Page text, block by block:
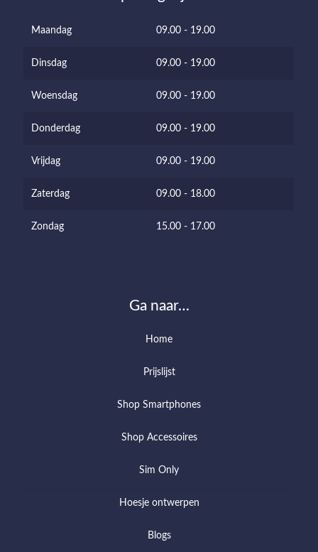
Maandag 09.00 - 19.00
Dinsdag 09.00 - 19.00
Woensdag 09.00 - 19.00
Donderdag 09.00 - 19.00
Vrijdag 09.00 - 19.00
Zaterdag 09.00 - 18.00
Zondag 15.00 - 17.00
Ga naar…
Home
Prijslijst
Shop Smartphones
Shop Accessoires
Sim Only
Hoesje ontwerpen
Blogs